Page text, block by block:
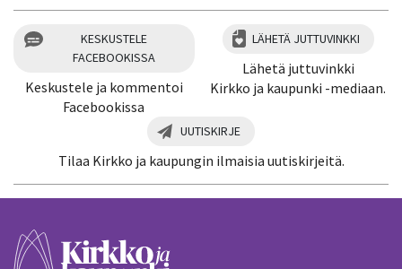
KESKUSTELE
FACEBOOKISSA
Keskustele ja kommentoi
Facebookissa
LÄHETÄ JUTTUVINKKI
Lähetä juttuvinkki
Kirkko ja kaupunki -mediaan.
UUTISKIRJE
Tilaa Kirkko ja kaupungin ilmaisia uutiskirjeitä.